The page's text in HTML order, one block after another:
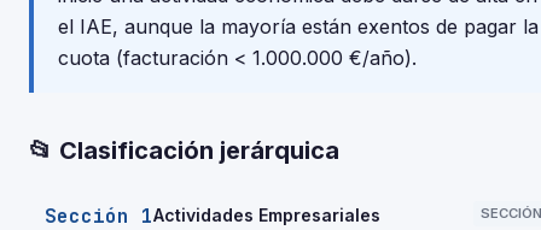
el IAE, aunque la mayoría están exentos de pagar la
cuota (facturación < 1.000.000 €/año).
📂 Clasificación jerárquica
Sección 1Actividades Empresariales SECCIÓN